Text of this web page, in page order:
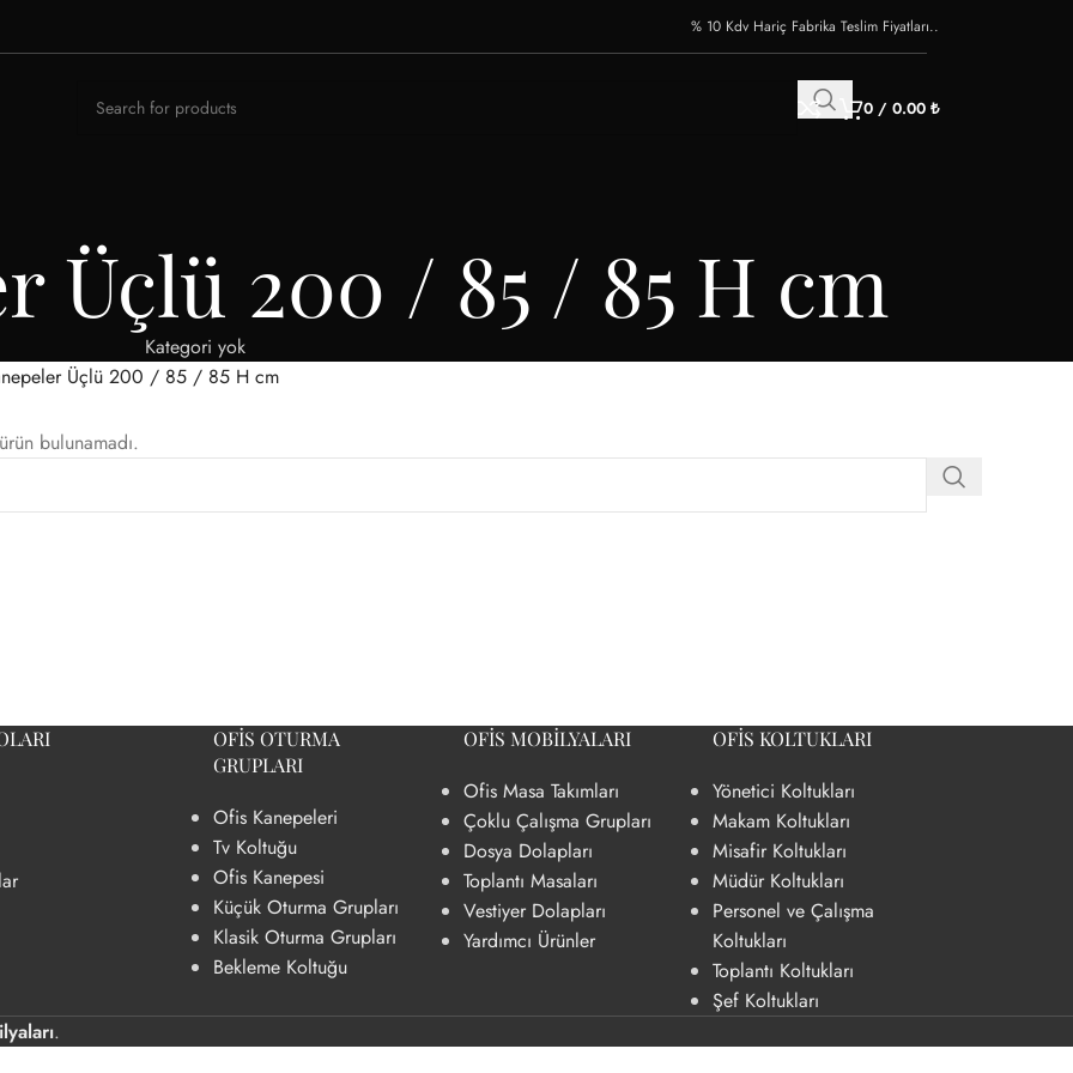
% 10 Kdv Hariç Fabrika Teslim Fiyatları..
PERSONEL ÇALIŞMA
2 Li Personel Çalışma Masaları
4 Lü Personel Çalışma Masaları
TOPLANTI MASASI
Dikdörtgen Toplantı Masası
Kare Toplantı Masası
Oval Toplantı Masası
U Toplantı Masası
Yuvarlak Toplantı Masası
YARDIMCI ÜRÜNLER
Bilgisayar Kasa Taşıyıcı
Keson
Priz aparatları
0 / 0.00 ₺
Üçlü 200 / 85 / 85 H cm
Kategori yok
Üçlü 200 / 85 / 85 H cm
bulunamadı.
OFIS OTURMA
GRUPLARI
Ofis Kanepeleri
Tv Koltuğu
Ofis Kanepesi
Küçük Oturma Grupları
Klasik Oturma Grupları
Bekleme Koltuğu
OFIS MOBILYALARI
Ofis Masa Takımları
Çoklu Çalışma Grupları
Dosya Dolapları
Toplantı Masaları
Vestiyer Dolapları
Yardımcı Ürünler
OFIS KOLTUKLARI
Yönetici Koltukları
Makam Koltukları
Misafir Koltukları
Müdür Koltukları
Personel ve Çalışma
Koltukları
Toplantı Koltukları
Şef Koltukları
.